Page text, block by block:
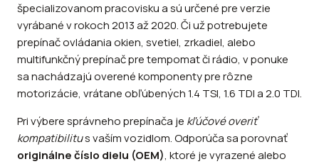
špecializovanom pracovisku a sú určené pre verzie
vyrábané v rokoch 2013 až 2020. Či už potrebujete
prepínač ovládania okien, svetiel, zrkadiel, alebo
multifunkčný prepínač pre tempomat či rádio, v ponuke
sa nachádzajú overené komponenty pre rôzne
motorizácie, vrátane obľúbených 1.4 TSI, 1.6 TDI a 2.0 TDI.
Pri výbere správneho prepínača je kľúčové overiť
kompatibilitus vaším vozidlom. Odporúča sa porovnať
originálne číslo dielu (OEM), ktoré je vyrazené alebo